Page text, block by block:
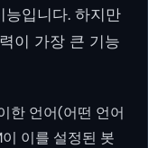
입니다. 하지만
이 가장 큰 기능
한 언어(어떤 언어
이를 설정된 봇